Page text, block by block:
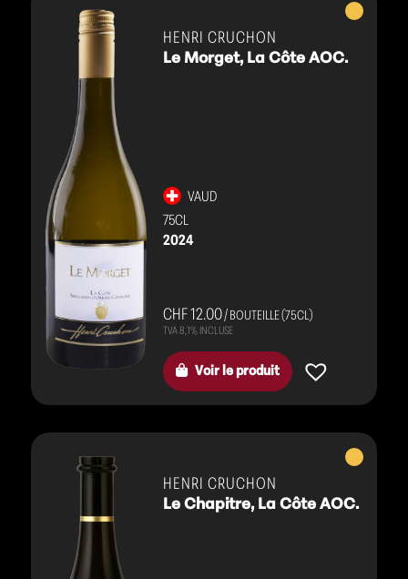
Vins
blancs
HENRI CRUCHON
Le Morget, La Côte AOC.
VAUD
75CL
2024
CHF 12.00/ BOUTEILLE (75CL)
Voir le produit
Vins
blancs
HENRI CRUCHON
Le Chapitre, La Côte AOC.